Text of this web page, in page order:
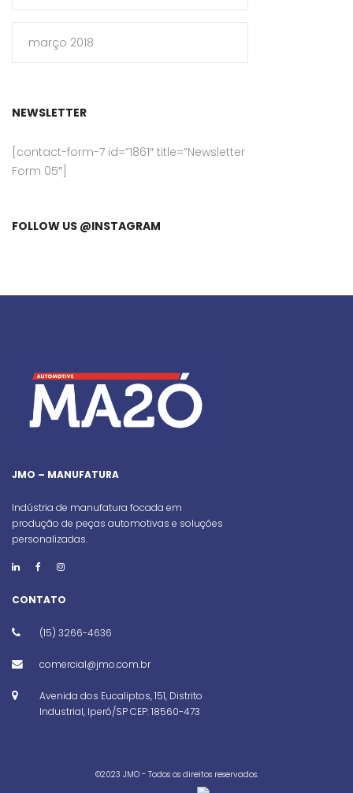
março 2018
NEWSLETTER
[contact-form-7 id=”1861″ title=”Newsletter
Form 05″]
FOLLOW US @INSTAGRAM
JMO – MANUFATURA
Indústria de manufatura focada em
produção de peças automotivas e soluções
personalizadas.
CONTATO
(15) 3266-4636
comercial@jmo.com.br
Avenida dos Eucaliptos, 151, Distrito
Industrial, Iperó/SP CEP: 18560-473
©️2023 JMO - Todos os direitos reservados.